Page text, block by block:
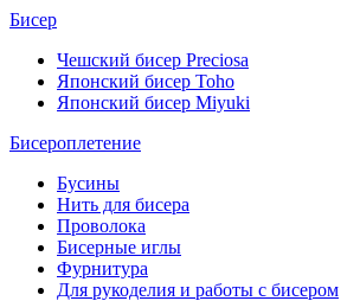
Бисер
Чешский бисер Preciosa
Японский бисер Toho
Японский бисер Miyuki
Бисероплетение
Бусины
Нить для бисера
Проволока
Бисерные иглы
Фурнитура
Для рукоделия и работы с бисером